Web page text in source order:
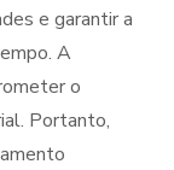
e garantir a
A
o
Portanto,